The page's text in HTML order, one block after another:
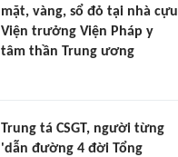
mặt, vàng, sổ đỏ tại nhà cựu
Viện trưởng Viện Pháp y
tâm thần Trung ương
Trung tá CSGT, người từng
'dẫn đường 4 đời Tổng